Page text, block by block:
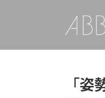
「